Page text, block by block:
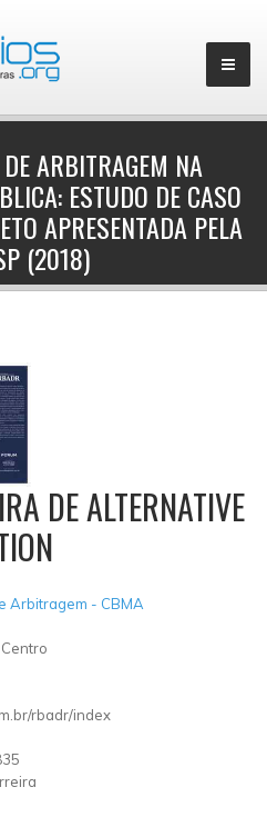
▼
ARBITRAGEM NA
ESTUDO DE CASO
APRESENTADA PELA
(2018)
DE ALTERNATIVE
Arbitragem - CBMA
Centro
rbadr/index